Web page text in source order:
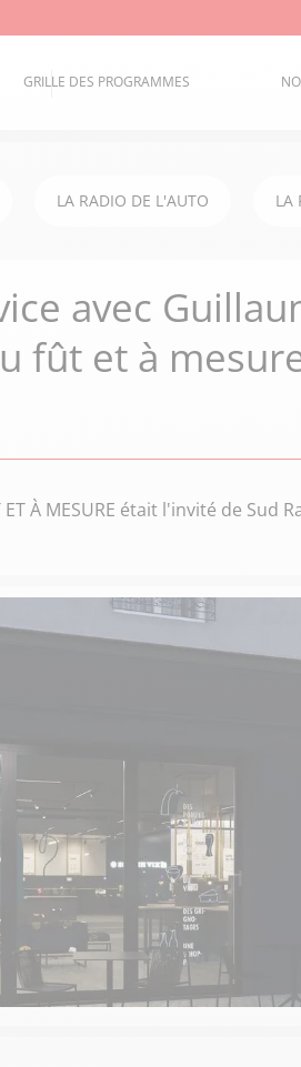
GRILLE DES PROGRAMMES
LA RADIO DE L'AUTO LA
avec
fût et à
À MESURE était l'invité de Sud